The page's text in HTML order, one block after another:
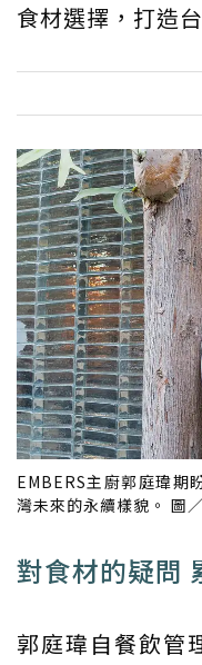
食材選擇，打造
EMBERS主廚郭庭瑋期
灣未來的永續樣貌。 圖
對食材的疑問
郭庭瑋自餐飲管